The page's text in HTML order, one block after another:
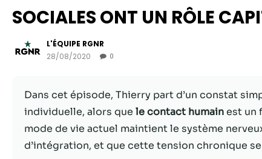
SOCIALES ONT UN RÔLE
L'ÉQUIPE RGNR
28/08/2020
0
Dans cet épisode, Thierry part d’un constat
individuelle, alors que le contact humainest un
mode de vie actuel maintient le système
d’intégration, et que cette tension chronique